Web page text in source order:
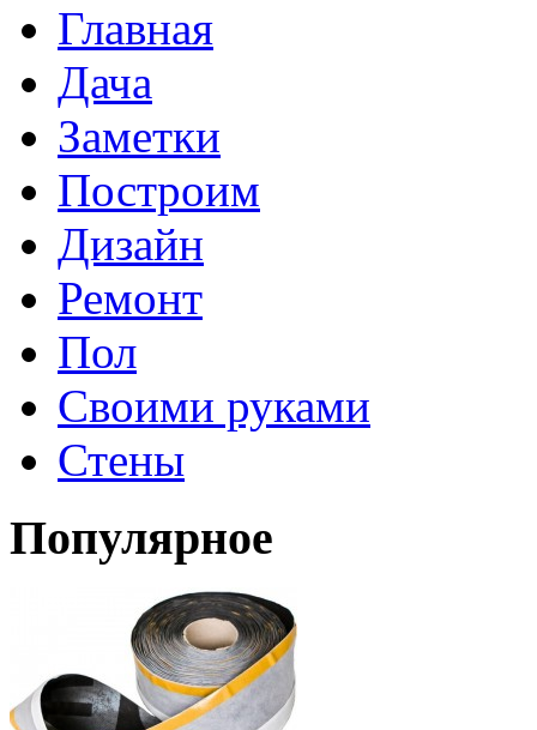
Главная
Дача
Заметки
Построим
Дизайн
Ремонт
Пол
Своими руками
Стены
Популярное